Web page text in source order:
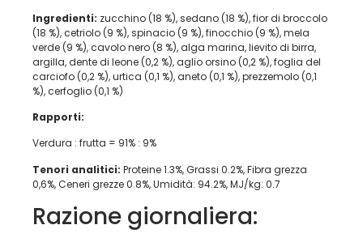
Ingredienti: zucchino (18 %), sedano (18 %), fior di broccolo
(18 %), cetriolo (9 %), spinacio (9 %), finocchio (9 %), mela
verde (9 %), cavolo nero (8 %), alga marina, lievito di birra,
argilla, dente di leone (0,2 %), aglio orsino (0,2 %), foglia del
carciofo (0,2 %), urtica (0,1 %), aneto (0,1 %), prezzemolo (0,1
%), cerfoglio (0,1 %)
Rapporti:
Verdura : frutta = 91% : 9%
Tenori analitici: Proteine 1.3%, Grassi 0.2%, Fibra grezza
0,6%, Ceneri grezze 0.8%, Umidità: 94.2%, MJ/kg: 0.7
Razione giornaliera: